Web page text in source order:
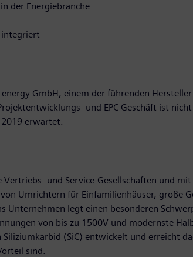
der Energiebranche
integriert
GmbH, einem der führenden
und EPC Geschäft ist
erwartet.
und Service-Gesellschaften und
Umrichtern für Einfamilienhäuser, große
legt einen besonderen
von bis zu 1500V und modernste
(SiC) entwickelt und erreicht
sind.